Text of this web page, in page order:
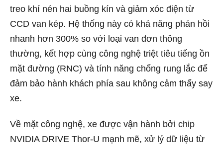
treo khí nén hai buồng kín và giảm xóc điện từ
CCD van kép. Hệ thống này có khả năng phản hồi
nhanh hơn 300% so với loại van đơn thông
thường, kết hợp cùng công nghệ triệt tiêu tiếng ồn
mặt đường (RNC) và tính năng chống rung lắc để
đảm bảo hành khách phía sau không cảm thấy say
xe.
Về mặt công nghệ, xe được vận hành bởi chip
NVIDIA DRIVE Thor-U mạnh mẽ, xử lý dữ liệu từ